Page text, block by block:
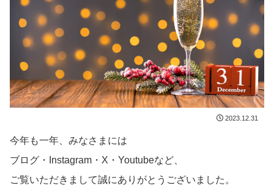
2023.12.31
今年も一年、みなさまには
ブログ・Instagram・X・Youtubeなど、
ご覧いただきまして誠にありがとうございました。